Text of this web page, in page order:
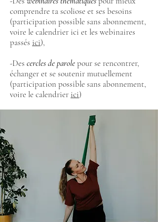
comprendre ta scoliose et ses besoins
(participation possible sans abonnement,
voire le calendrier ici et les webinaires
passés ici),
-Des cercles de parolepour se rencontrer,
échanger et se soutenir mutuellement
(participation possible sans abonnement,
voire le calendrier ici)